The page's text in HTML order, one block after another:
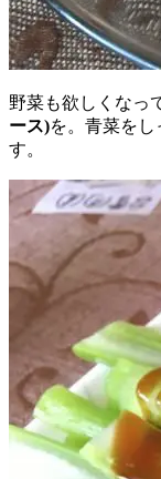
野菜も欲しくなっ
ース)を。青菜を
す。